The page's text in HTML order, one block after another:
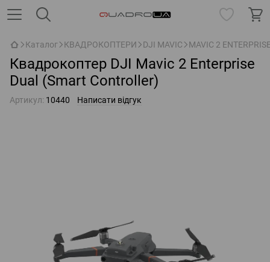
Каталог КВАДРОКОПТЕРИ DJI MAVIC MAVIC 2
Квадрокоптер DJI Mavic 2 Enterprise
Dual (Smart Controller)
Артикул: 10440 Написати відгук